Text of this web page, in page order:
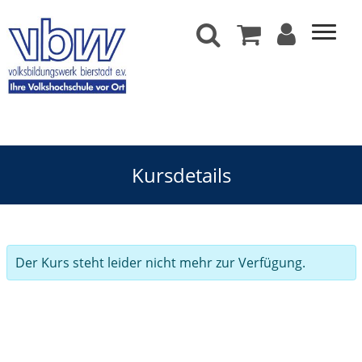
Kursdetails
Der Kurs steht leider nicht mehr zur Verfügung.